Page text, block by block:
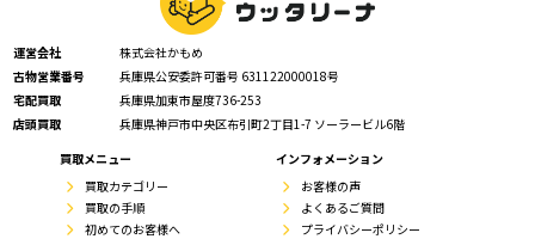
運営会社
株式会社かもめ
古物営業番号
兵庫県公安委許可番号 631122000018号
宅配買取
兵庫県加東市屋度736-253
店頭買取
兵庫県神戸市中央区布引町2丁目1-7 ソーラービル6階
買取メニュー
買取カテゴリー
買取の手順
初めてのお客様へ
インフォメーション
お客様の声
よくあるご質問
プライバシーポリシー